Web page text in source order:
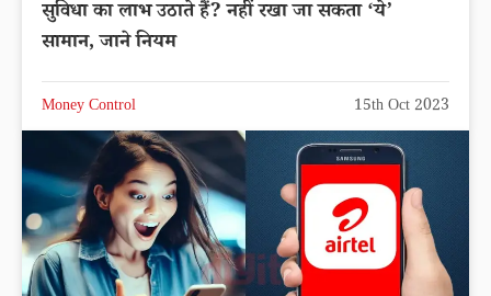
सुविधा का लाभ उठाते हैं? नहीं रखा जा सकता ‘ये’
सामान, जाने नियम
Money Control 15th Oct 2023